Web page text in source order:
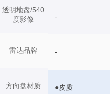
透明地盘/540
度影像
雷达品牌
方向盘材质
-
-
●皮质